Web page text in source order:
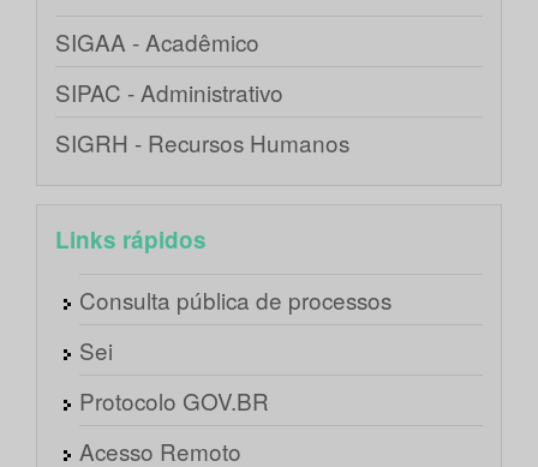
SIGAA - Acadêmico
SIPAC - Administrativo
SIGRH - Recursos Humanos
Links rápidos
Consulta pública de processos
Sei
Protocolo GOV.BR
Acesso Remoto